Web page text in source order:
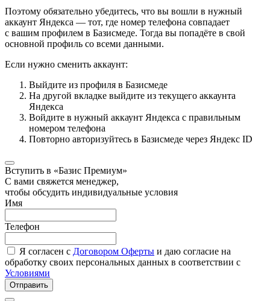
Поэтому обязательно убедитесь, что вы вошли в нужный
аккаунт Яндекса — тот, где номер телефона совпадает
с вашим профилем в Базисмеде. Тогда вы попадёте в свой
основной профиль со всеми данными.
Если нужно сменить аккаунт:
Выйдите из профиля в Базисмеде
На другой вкладке выйдите из текущего аккаунта
Яндекса
Войдите в нужный аккаунт Яндекса с правильным
номером телефона
Повторно авторизуйтесь в Базисмеде через Яндекс ID
Вступить в «Базис Премиум»
С вами свяжется менеджер,
чтобы обсудить индивидуальные условия
Имя
Телефон
Я согласен с Договором Оферты и даю согласие на
обработку своих персональных данных в соответствии с
Условиями
Отправить